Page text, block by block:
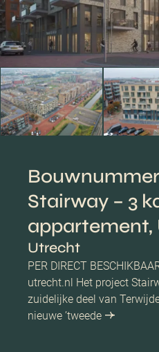
Stairway – 3
Utrecht
PER DIRECT
utrecht.nl Het project
zuidelijke deel van
nieuwe ’tweede